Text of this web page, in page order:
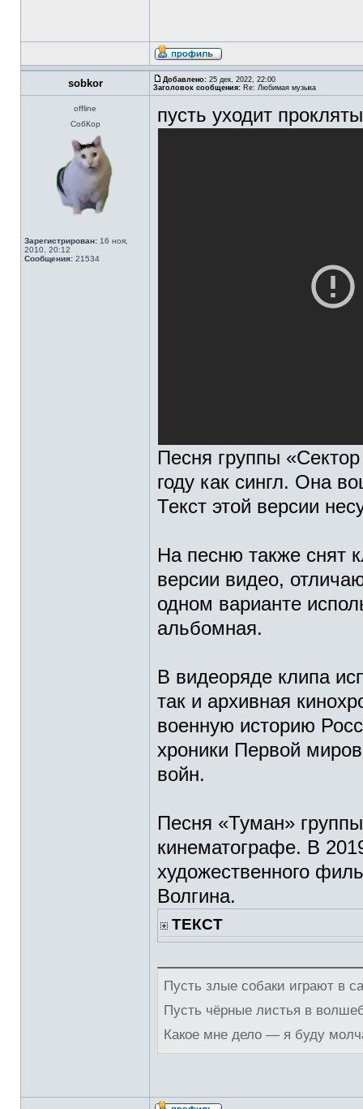
sobkor Добавлено: 25 дек, 2022, 22:00
Заголовок сообщения: Re: Любимая музыка
offline
СобКор
Зарегистрирован: 16 ноя,
2010, 20:12
Сообщения: 21534
пусть уходит
Песня группы
году как сингл. Она
Текст этой версии
На песню также снят
версии видео,
одном варианте
альбомная.
В видеоряде клипа
так и архивная
военную историю
хроники Первой
войн.
Песня «Туман»
кинематографе. В
художественного
Волгина.
ТЕКСТ
Пусть злые собаки играют в
Пусть чёрные листья в
Какое мне дело — я буду